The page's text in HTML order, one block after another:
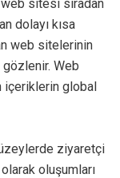
sitesi sıradan
dolayı kısa
web sitelerinin
Web
içeriklerin global
ziyaretçi
oluşumları